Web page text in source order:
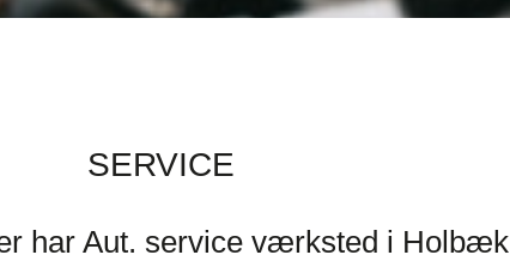
SERVICE
har Aut. service værksted i Holbæk